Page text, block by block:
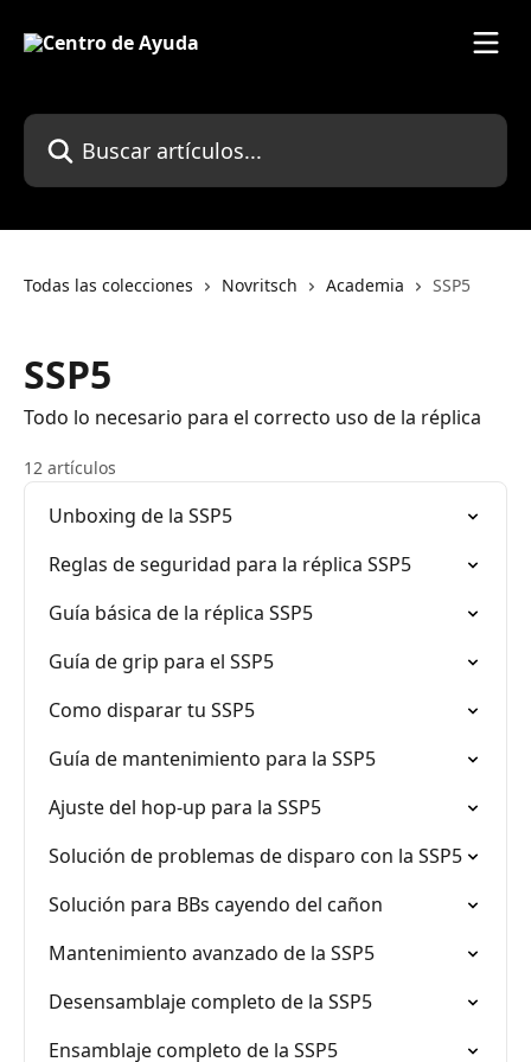
Buscar artículos...
Todas las colecciones Novritsch Academia SSP5
SSP5
Todo lo necesario para el correcto uso de la réplica
12 artículos
Unboxing de la SSP5
Reglas de seguridad para la réplica SSP5
Guía básica de la réplica SSP5
Guía de grip para el SSP5
Como disparar tu SSP5
Guía de mantenimiento para la SSP5
Ajuste del hop-up para la SSP5
Solución de problemas de disparo con la SSP5
Solución para BBs cayendo del cañon
Mantenimiento avanzado de la SSP5
Desensamblaje completo de la SSP5
Ensamblaje completo de la SSP5